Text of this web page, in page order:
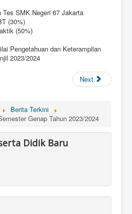
Tes SMK Negeri 67 Jakarta
(30%)
(50%)
Pengetahuan dan Keterampilan
2023/2024
Next
Berita Terkini
Genap Tahun 2023/2024
Didik Baru